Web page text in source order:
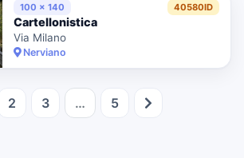
100 x 140 40580ID
Cartellonistica
Via Milano
Nerviano
2 3 … 5